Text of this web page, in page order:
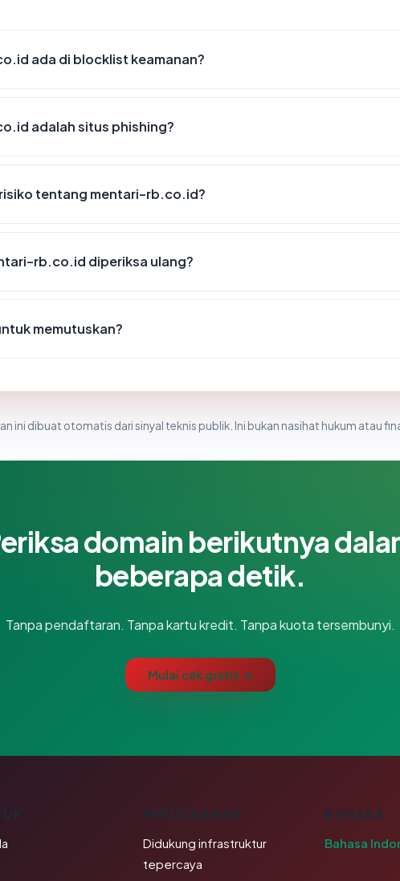
ada di blocklist keamanan?
adalah situs phishing?
tentang mentari-rb.co.id?
rb.co.id diperiksa ulang?
memutuskan?
ini dibuat otomatis dari sinyal teknis publik. Ini bukan nasihat hukum atau
domain berikutnya
beberapa detik.
Tanpa pendaftaran. Tanpa kartu kredit. Tanpa kuota tersembunyi.
Mulai cek gratis →
PERUSAHAAN
Didukung infrastruktur
tepercaya
BAHASA
Bahasa